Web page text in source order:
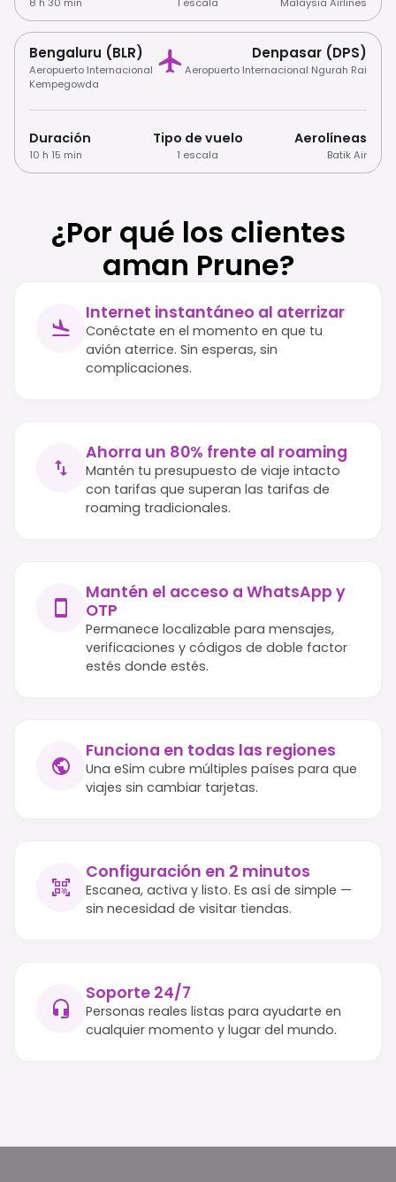
Bengaluru (BLR)
Aeropuerto Internacional
Kempegowda
Denpasar (DPS)
Aeropuerto Internacional Ngurah Rai
Duración
10 h 15 min
Tipo de vuelo
1 escala
Aerolíneas
Batik Air
¿Por qué los clientes
aman Prune?
Internet instantáneo al aterrizar
Conéctate en el momento en que tu
avión aterrice. Sin esperas, sin
complicaciones.
Ahorra un 80% frente al roaming
Mantén tu presupuesto de viaje intacto
con tarifas que superan las tarifas de
roaming tradicionales.
Mantén el acceso a WhatsApp y
OTP
Permanece localizable para mensajes,
verificaciones y códigos de doble factor
estés donde estés.
Funciona en todas las regiones
Una eSim cubre múltiples países para que
viajes sin cambiar tarjetas.
Configuración en 2 minutos
Escanea, activa y listo. Es así de simple —
sin necesidad de visitar tiendas.
Soporte 24/7
Personas reales listas para ayudarte en
cualquier momento y lugar del mundo.